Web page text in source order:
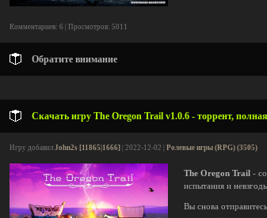
Комментариев: 6 | Просмотров: 5011
Обратите внимание
Скачать игру The Oregon Trail v1.0.6 - торрент,
Игру добавил John2s [11865|1666] | 2022-12-02 | Ролевые игры (RPG) (3505)
The Oregon Trail -
испытания и
Вы снова